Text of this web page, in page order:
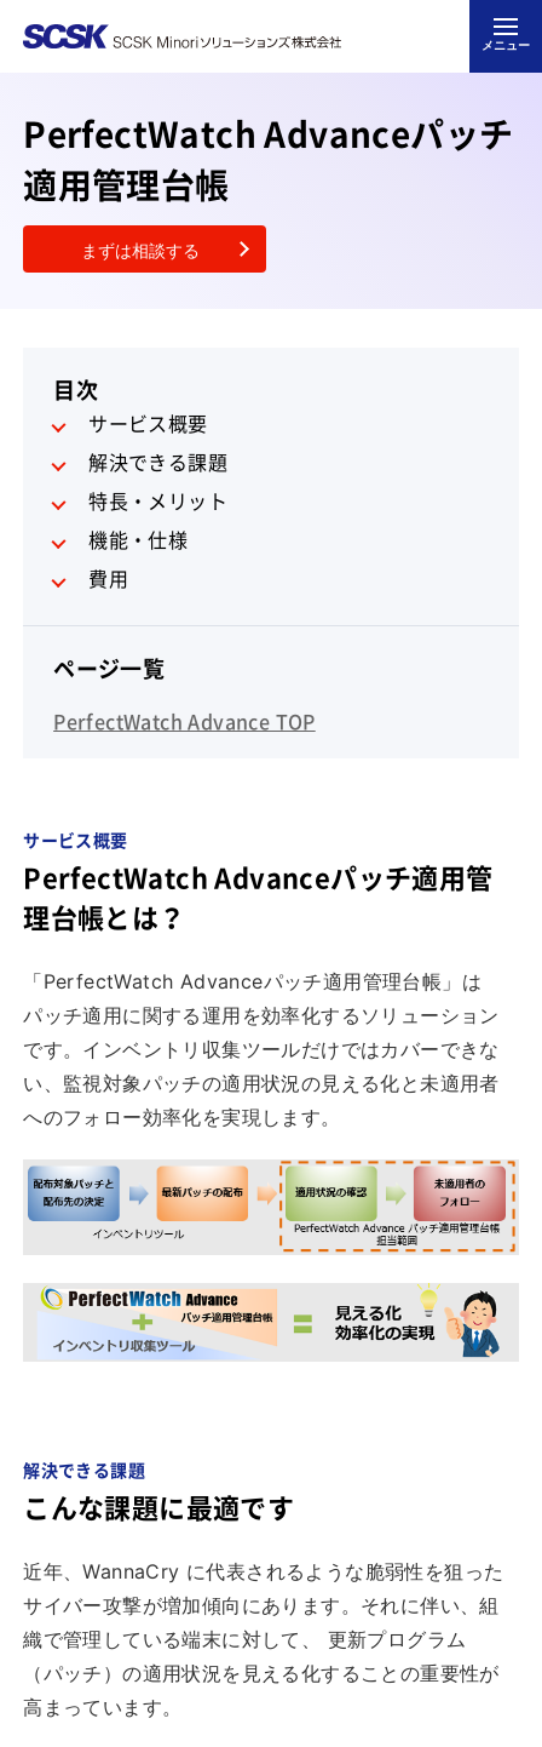
メニュー
PerfectWatch Advanceパッチ
適用管理台帳
まずは相談する
サービス概要
PerfectWatch Advanceパッチ適用管
理台帳とは？
「PerfectWatch Advanceパッチ適用管理台帳」は
パッチ適用に関する運用を効率化するソリューション
です。インベントリ収集ツールだけではカバーできな
い、監視対象パッチの適用状況の見える化と未適用者
へのフォロー効率化を実現します。
解決できる課題
こんな課題に最適です
近年、WannaCry に代表されるような脆弱性を狙った
サイバー攻撃が増加傾向にあります。それに伴い、組
織で管理している端末に対して、 更新プログラム
（パッチ）の適用状況を見える化することの重要性が
高まっています。
目次
サービス概要
解決できる課題
特長・メリット
機能・仕様
費用
ページ一覧
PerfectWatch Advance TOP